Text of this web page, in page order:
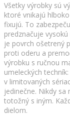
Všetky výrobky sú
ktoré vnikajú
fixujú. To
predznačuje
je povrch ošetrený
proti oderu a
výrobku s ručnou
umeleckých
v limitovaných
jedinečne. Nikdy
totožný s iným.
dielom.